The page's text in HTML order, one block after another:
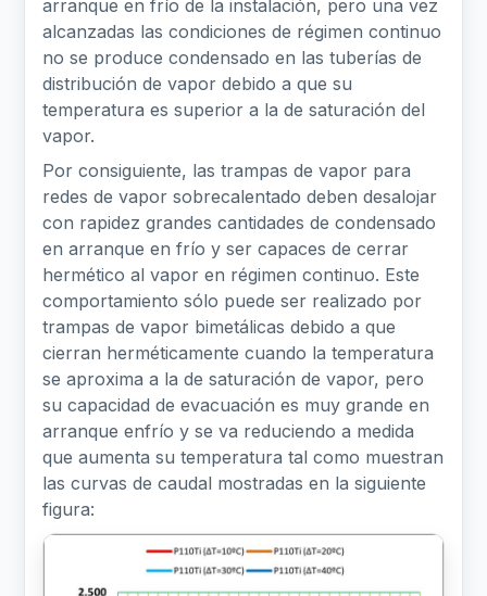
arranque en frío de la instalación, pero una vez
alcanzadas las condiciones de régimen continuo
no se produce condensado en las tuberías de
distribución de vapor debido a que su
temperatura es superior a la de saturación del
vapor.
Por consiguiente, las trampas de vapor para
redes de vapor sobrecalentado deben desalojar
con rapidez grandes cantidades de condensado
en arranque en frío y ser capaces de cerrar
hermético al vapor en régimen continuo. Este
comportamiento sólo puede ser realizado por
trampas de vapor bimetálicas debido a que
cierran herméticamente cuando la temperatura
se aproxima a la de saturación de vapor, pero
su capacidad de evacuación es muy grande en
arranque enfrío y se va reduciendo a medida
que aumenta su temperatura tal como muestran
las curvas de caudal mostradas en la siguiente
figura: